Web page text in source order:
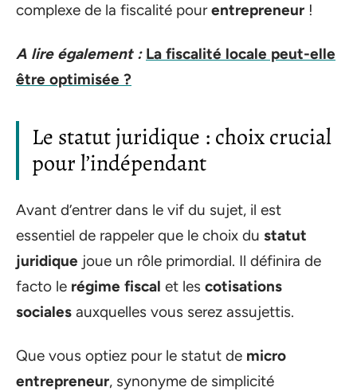
complexe de la fiscalité pourentrepreneur !
A lire également : La fiscalité locale peut-elle
être optimisée ?
Le statut juridique : choix crucial
pour l’indépendant
Avant d’entrer dans le vif du sujet, il est
essentiel de rappeler que le choix du statut
juridique joue un rôle primordial. Il définira de
facto le régime fiscal et les cotisations
sociales auxquelles vous serez assujettis.
Que vous optiez pour le statut de micro
entrepreneur, synonyme de simplicité